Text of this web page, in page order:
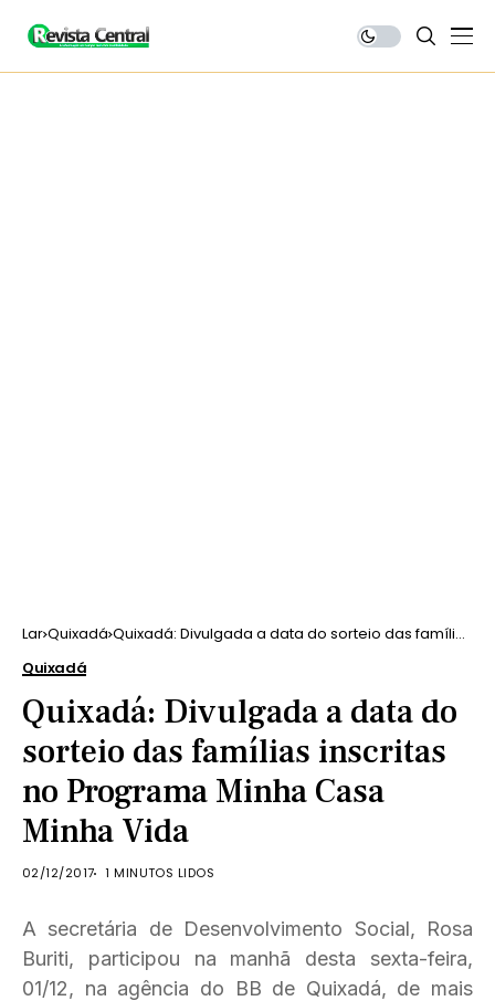
Lar Quixadá Quixadá: Divulgada a data do sorteio das famílias
Quixadá
Quixadá: Divulgada a data do
sorteio das famílias inscritas
no Programa Minha Casa
Minha Vida
02/12/2017 1 MINUTOS LIDOS
A secretária de Desenvolvimento Social, Rosa
Buriti, participou na manhã desta sexta-feira,
01/12, na agência do BB de Quixadá, de mais